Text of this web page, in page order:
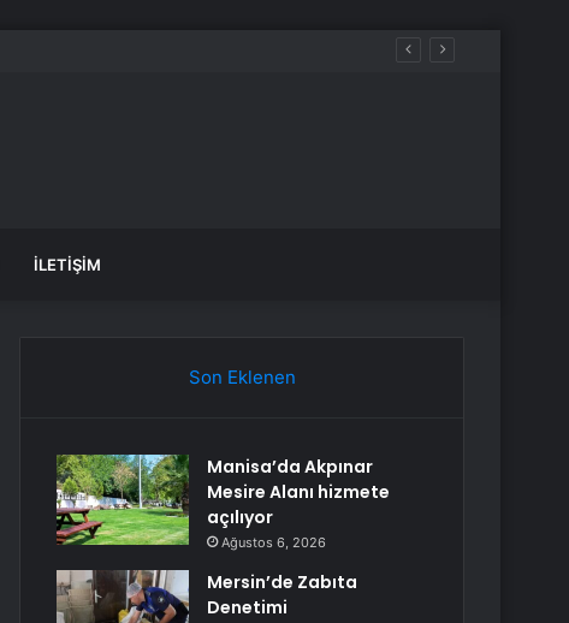
İLETIŞIM
Son Eklenen
Manisa’da Akpınar
Mesire Alanı hizmete
açılıyor
Ağustos 6, 2026
Mersin’de Zabıta
Denetimi